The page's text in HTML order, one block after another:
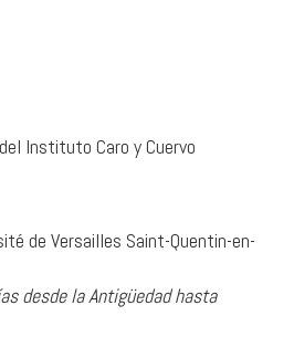
Instituto Caro y Cuervo
de Versailles Saint-Quentin-en-
desde la Antigüedad hasta